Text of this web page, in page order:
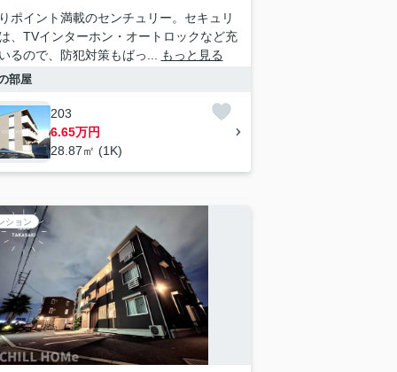
ポイント満載のセンチュリー。セキュリ
、TVインターホン・オートロックなど充
るので、防犯対策もばっ...
もっと見る
部屋
203
6.65万円
28.87㎡ (1K)
ション